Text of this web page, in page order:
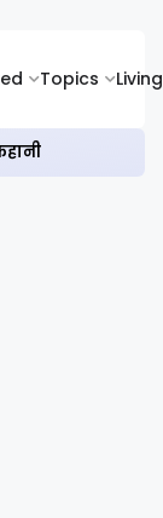
Topics Living